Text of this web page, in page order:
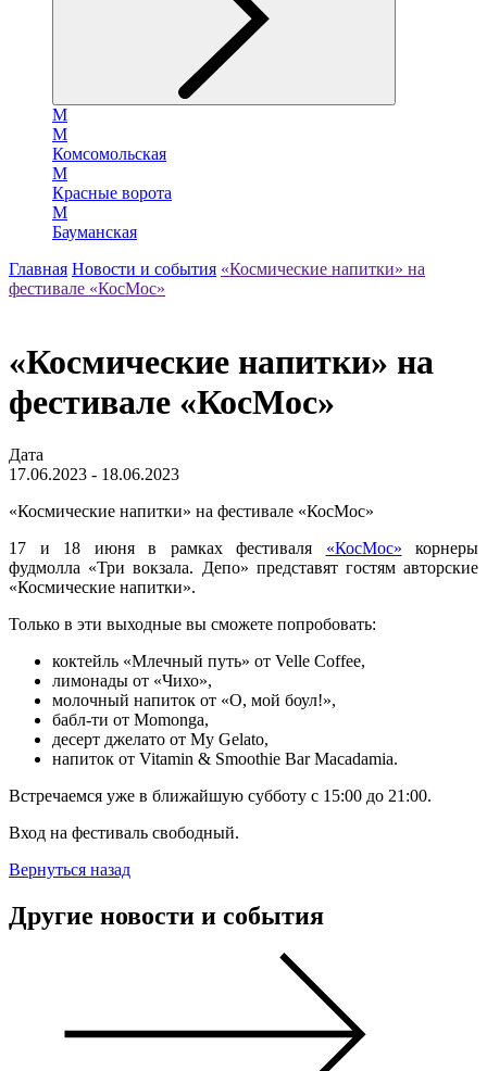
М
М
Комсомольская
М
Красные ворота
М
Бауманская
Главная Новости и события «Космические напитки» на
фестивале «КосМос»
«Космические напитки» на
фестивале «КосМос»
Дата
17.06.2023 - 18.06.2023
«Космические напитки» на фестивале «КосМос»
17 и 18 июня в рамках фестиваля «КосМос» корнеры
фудмолла «Три вокзала. Депо» представят гостям авторские
«Космические напитки».
Только в эти выходные вы сможете попробовать:
коктейль «Млечный путь» от Velle Coffee,
лимонады от «Чихо»,
молочный напиток от «О, мой боул!»,
бабл-ти от Momonga,
десерт джелато от My Gelato,
напиток от Vitamin & Smoothie Bar Macadamia.
Встречаемся уже в ближайшую субботу с 15:00 до 21:00.
Вход на фестиваль свободный.
Вернуться назад
Другие новости и события